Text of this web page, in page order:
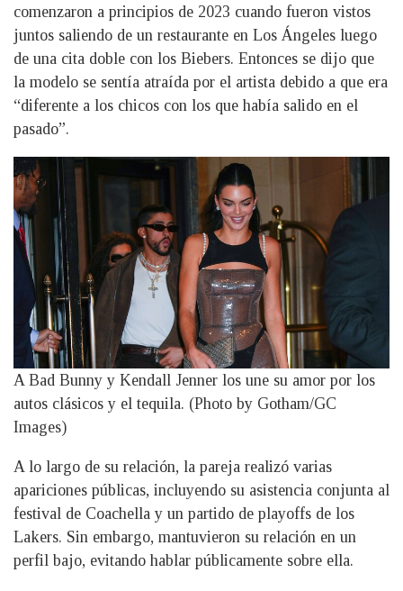
comenzaron a principios de 2023 cuando fueron vistos
juntos saliendo de un restaurante en Los Ángeles luego
de una cita doble con los Biebers. Entonces se dijo que
la modelo se sentía atraída por el artista debido a que era
“diferente a los chicos con los que había salido en el
pasado”.
A Bad Bunny y Kendall Jenner los une su amor por los
autos clásicos y el tequila. (Photo by Gotham/GC
Images)
A lo largo de su relación, la pareja realizó varias
apariciones públicas, incluyendo su asistencia conjunta al
festival de Coachella y un partido de playoffs de los
Lakers. Sin embargo, mantuvieron su relación en un
perfil bajo, evitando hablar públicamente sobre ella.